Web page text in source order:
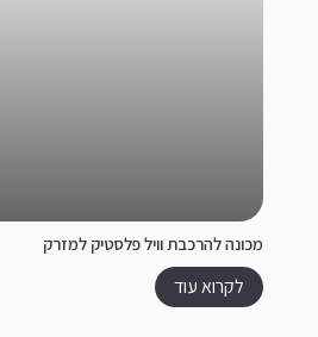
מכונה להרכבת וויל פלסטיק למזרק
לקרוא עוד